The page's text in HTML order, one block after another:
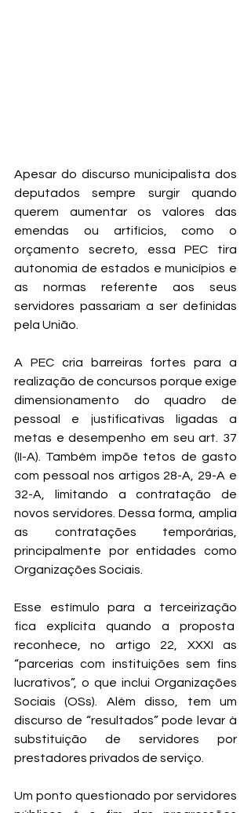
Apesar do discurso municipalista dos
deputados sempre surgir quando
querem aumentar os valores das
emendas ou artifícios, como o
orçamento secreto, essa PEC tira
autonomia de estados e municípios e
as normas referente aos seus
servidores passariam a ser definidas
pela União.
A PEC cria barreiras fortes para a
realização de concursos porque exige
dimensionamento do quadro de
pessoal e justificativas ligadas a
metas e desempenho em seu art. 37
(II-A). Também impõe tetos de gasto
com pessoal nos artigos 28-A, 29-A e
32-A, limitando a contratação de
novos servidores. Dessa forma, amplia
as contratações temporárias,
principalmente por entidades como
Organizações Sociais.
Esse estímulo para a terceirização
fica explícita quando a proposta
reconhece, no artigo 22, XXXI as
“parcerias com instituições sem fins
lucrativos”, o que inclui Organizações
Sociais (OSs). Além disso, tem um
discurso de “resultados” pode levar à
substituição de servidores por
prestadores privados de serviço.
Um ponto questionado por servidores